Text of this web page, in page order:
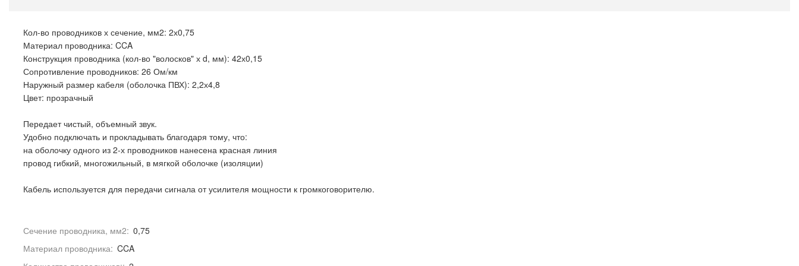
Кол-во проводников х сечение, мм2: 2х0,75
Материал проводника: CCA
Конструкция проводника (кол-во "волосков" х d, мм): 42х0,15
Сопротивление проводников: 26 Ом/км
Наружный размер кабеля (оболочка ПВХ): 2,2х4,8
Цвет: прозрачный
Передает чистый, объемный звук.
Удобно подключать и прокладывать благодаря тому, что:
на оболочку одного из 2-х проводников нанесена красная линия
провод гибкий, многожильный, в мягкой оболочке (изоляции)
Кабель используется для передачи сигнала от усилителя мощности к громкоговорителю.
Сечение проводника, мм2: 0,75
Материал проводника: CCA